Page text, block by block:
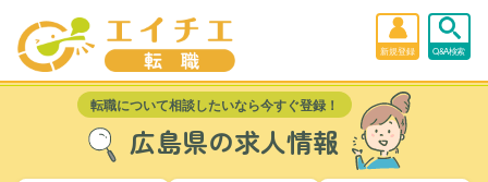
新規登録 Q&A検索
転職について相談したいなら今すぐ登録！
広島県の求人情報